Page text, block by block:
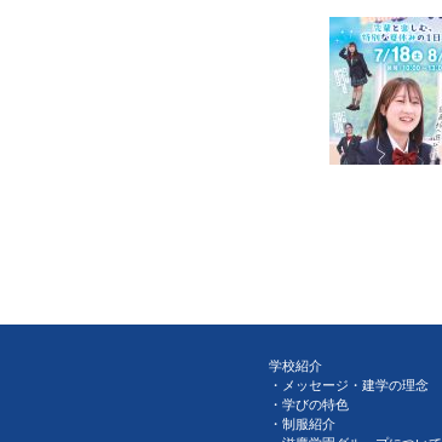
学校紹介
メッセージ・建学の理念
学びの特色
制服紹介